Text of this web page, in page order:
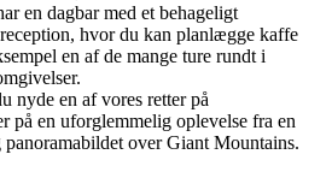
en dagbar med et behageligt
hvor du kan planlægge kaffe
en af ​​de mange ture rundt i
nyde en af ​​vores retter på
på en uforglemmelig oplevelse fra en
over Giant Mountains.